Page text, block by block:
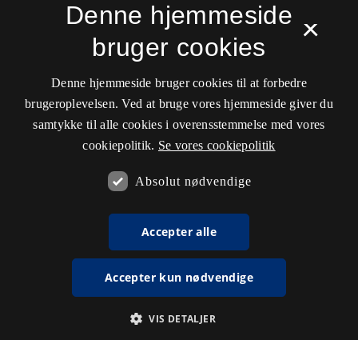
×
Denne hjemmeside
bruger cookies
Denne hjemmeside bruger cookies til at forbedre
brugeroplevelsen. Ved at bruge vores hjemmeside giver du
samtykke til alle cookies i overensstemmelse med vores
cookiepolitik. Se vores cookiepolitik
Absolut nødvendige
Accepter alle
Accepter kun nødvendige
VIS DETALJER